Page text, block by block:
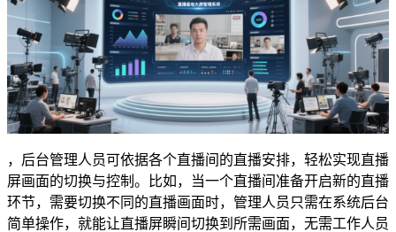
，后台管理人员可依据各个直播间的直播安排，轻松实现直播
屏画面的切换与控制。比如，当一个直播间准备开启新的直播
环节，需要切换不同的直播画面时，管理人员只需在系统后台
简单操作，就能让直播屏瞬间切换到所需画面，无需工作人员